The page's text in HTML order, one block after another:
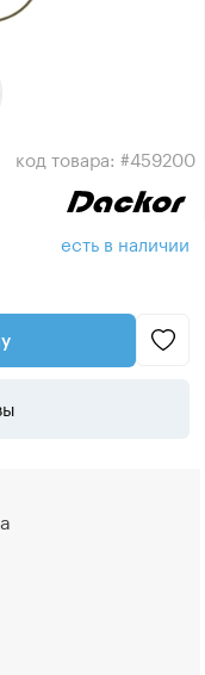
код товара: #459200
есть в наличии